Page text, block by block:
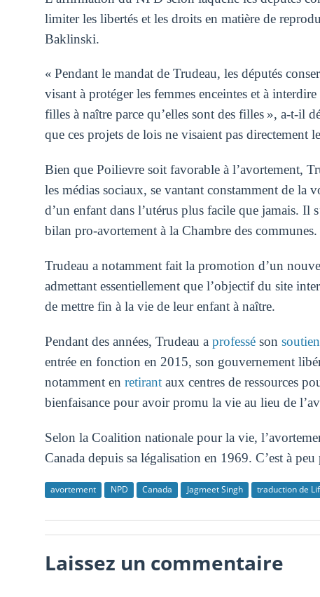
limiter les libertés et les droits en matière de
Baklinski.
« Pendant le mandat de Trudeau, les députés
visant à protéger les femmes enceintes et à
filles à naître parce qu’elles sont des filles », a-t-il
que ces projets de lois ne visaient pas directement
Bien que Poilievre soit favorable à l’avortement,
les médias sociaux, se vantant constamment de la
d’un enfant dans l’utérus plus facile que jamais. Il
bilan pro-avortement à la Chambre des communes.
Trudeau a notamment fait la promotion d’un
admettant essentiellement que l’objectif du site
de mettre fin à la vie de leur enfant à naître.
Pendant des années, Trudeau a professéson
entrée en fonction en 2015, son gouvernement
notamment en retirantaux centres de ressources
bienfaisance pour avoir promu la vie au lieu de
Selon la Coalition nationale pour la vie,
Canada depuis sa légalisation en 1969. C’est à
avortement NPD Canada Jagmeet Singh traduction de
Laissez un commentaire